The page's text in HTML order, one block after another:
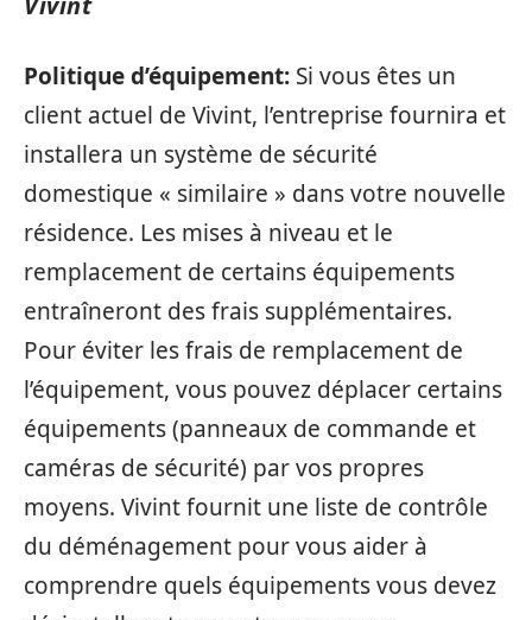
Politique d’équipement: Si vous êtes un
client actuel de Vivint, l’entreprise fournira et
installera un système de sécurité
domestique « similaire » dans votre nouvelle
résidence. Les mises à niveau et le
remplacement de certains équipements
entraîneront des frais supplémentaires.
Pour éviter les frais de remplacement de
l’équipement, vous pouvez déplacer certains
équipements (panneaux de commande et
caméras de sécurité) par vos propres
moyens. Vivint fournit une liste de contrôle
du déménagement pour vous aider à
comprendre quels équipements vous devez